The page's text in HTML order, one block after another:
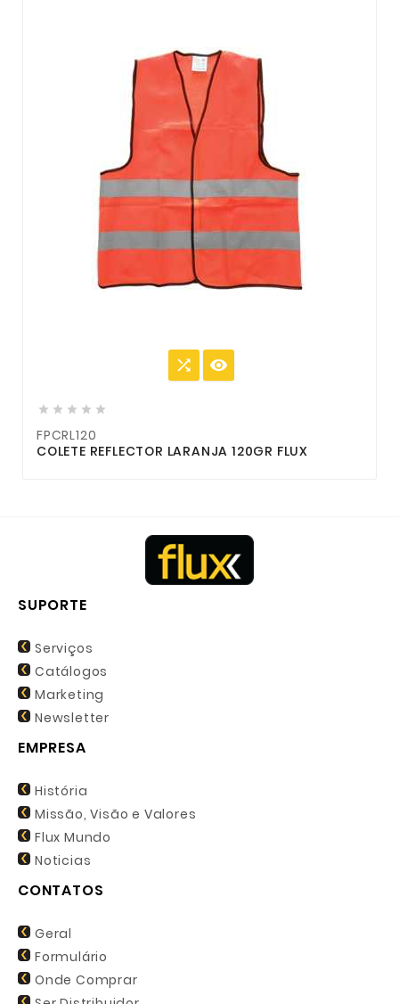
 
    
FPCRL120
COLETE REFLECTOR LARANJA 120GR FLUX
SUPORTE
Serviços
Catálogos
Marketing
Newsletter
EMPRESA
História
Missão, Visão e Valores
Flux Mundo
Noticias
CONTATOS
Geral
Formulário
Onde Comprar